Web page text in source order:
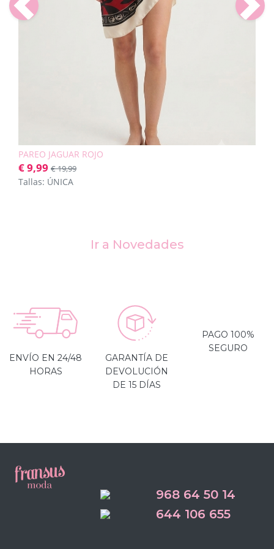
PAREO JAGUAR ROJO
€ 9,99 € 19,99
Tallas: ÚNICA
Previous Next
Ir a Novedades
ENVÍO EN 24/48
HORAS
GARANTÍA DE
DEVOLUCIÓN
DE 15 DÍAS
PAGO 100%
SEGURO
968 64 50 14
644 106 655